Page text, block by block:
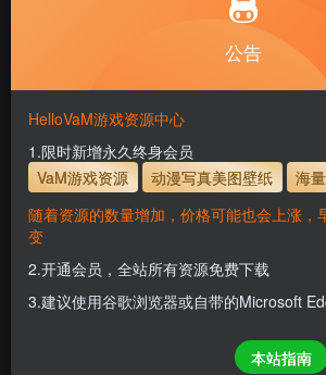
永久至尊会员终生有
主流网盘——高速下载
支付页面打不开或支付后不跳转
服装使用教程
解压密码
开通会员【免费下载】全站资源！
1.为了资源不失效！请不要在线解压！
3.有任何问题请联系客服或评论留言。
公告
HelloVaM游戏资源中心
1.限时新增永久终身会员
VaM游戏资源
动漫写真美图壁纸
海
随着资源的数量增加，价格可能也会上涨，
变
2.开通会员，全站所有资源免费下载
3.建议使用谷歌浏览器或自带的Microsoft
本站指南